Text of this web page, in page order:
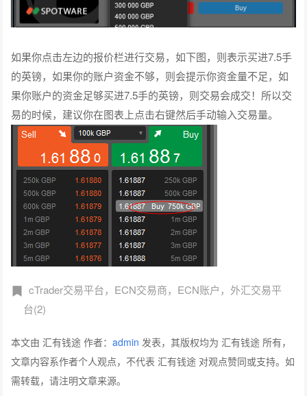
如果你点击左边的报价栏进行交易，如下图，则表示买进7.5手
的英镑，如果你的账户资金不够，则会提示你资金量不足，如
果你账户的资金足够买进7.5手的英镑，则交易会成交！所以交
易的时候，建议你在图表上点击右键然后手动输入交易量。
cTrader交易平台，ECN交易商，ECN账户，外汇交易平
台(2)
本文由 汇有钱途 作者：admin 发表，其版权均为 汇有钱途 所有，
文章内容系作者个人观点，不代表 汇有钱途 对观点赞同或支持。如
需转载，请注明文章来源。